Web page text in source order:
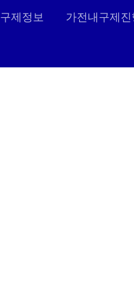
제정보 가전내구제진